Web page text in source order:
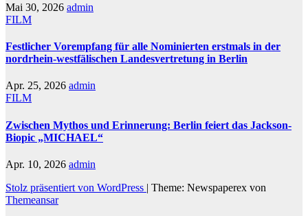
Mai 30, 2026 admin
FILM
Festlicher Vorempfang für alle Nominierten erstmals in der
nordrhein-westfälischen Landesvertretung in Berlin
Apr. 25, 2026 admin
FILM
Zwischen Mythos und Erinnerung: Berlin feiert das Jackson-
Biopic „MICHAEL“
Apr. 10, 2026 admin
Stolz präsentiert von WordPress | Theme: Newspaperex von
Themeansar